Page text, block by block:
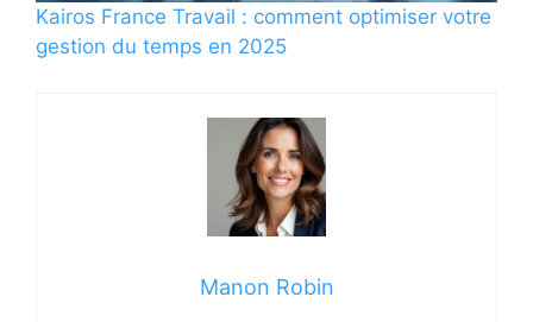
Kairos France Travail : comment optimiser votre
gestion du temps en 2025
Manon Robin